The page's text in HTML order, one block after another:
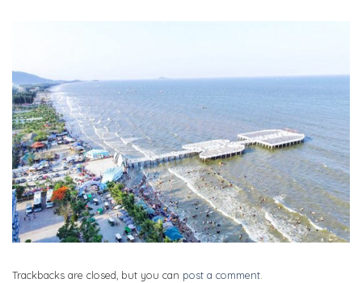
Trackbacks are closed, but you can post a comment